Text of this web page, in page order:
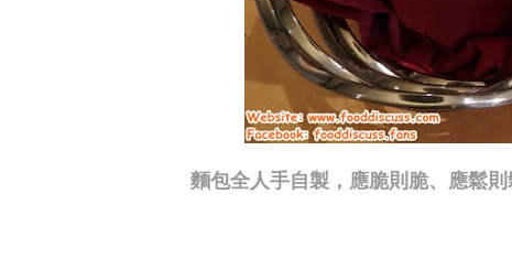
麵包全人手自製，應脆則脆、應鬆